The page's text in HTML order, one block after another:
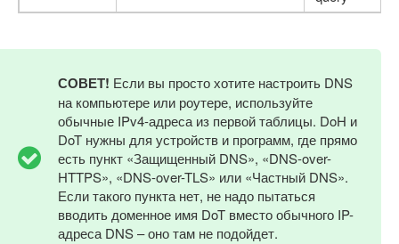
СОВЕТ! Если вы просто хотите настроить DNS
на компьютере или роутере, используйте
обычные IPv4-адреса из первой таблицы. DoH и
DoT нужны для устройств и программ, где прямо
есть пункт «Защищенный DNS», «DNS-over-
HTTPS», «DNS-over-TLS» или «Частный DNS».
Если такого пункта нет, не надо пытаться
вводить доменное имя DoT вместо обычного IP-
адреса DNS – оно там не подойдет.